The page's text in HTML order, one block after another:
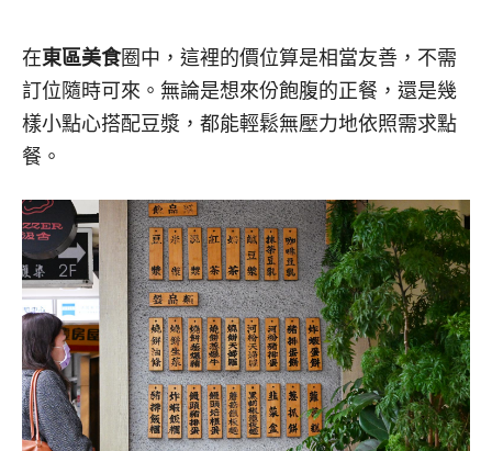
在東區美食圈中，這裡的價位算是相當友善，不需
訂位隨時可來。無論是想來份飽腹的正餐，還是幾
樣小點心搭配豆漿，都能輕鬆無壓力地依照需求點
餐。